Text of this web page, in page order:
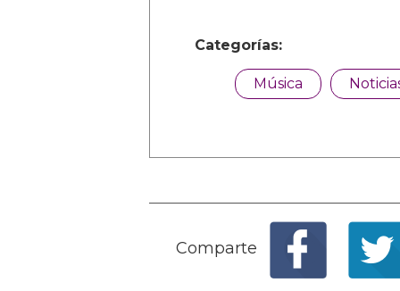
Categorías:
Música
Comparte